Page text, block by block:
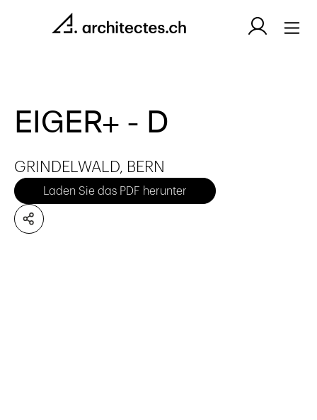
EIGER+ - D
GRINDELWALD, BERN
Laden Sie das PDF herunter